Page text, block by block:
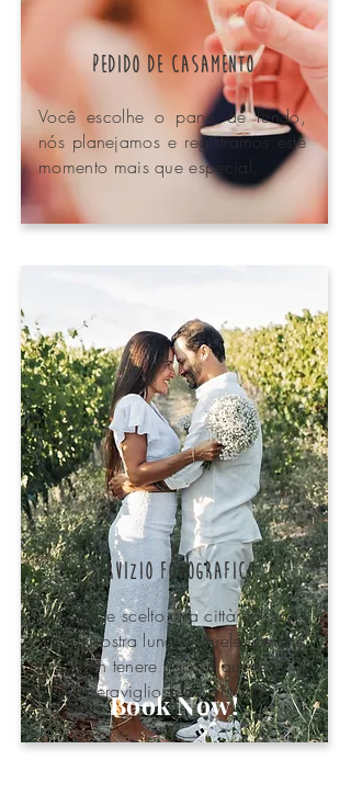
Você escolhe o pano de fundo,
nós planejamos e registramos este
momento mais que especial.
Pedido de casamento
Book Now!
servizio fotografico
Se avete scelto una città italiana
per la vostra luna di miele, perché
non tenere traccia questa
meravigliosa avventura?